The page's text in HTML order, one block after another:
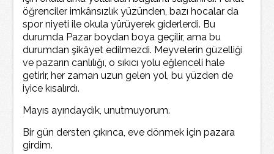
öğrenciler imkânsızlık yüzünden, bazı hocalar da
spor niyeti ile okula yürüyerek giderlerdi. Bu
durumda Pazar boydan boya geçilir, ama bu
durumdan şikâyet edilmezdi. Meyvelerin güzelliği
ve pazarın canlılığı, o sıkıcı yolu eğlenceli hale
getirir, her zaman uzun gelen yol, bu yüzden de
iyice kısalırdı.
Mayıs ayındaydık, unutmuyorum.
Bir gün dersten çıkınca, eve dönmek için pazara
girdim.